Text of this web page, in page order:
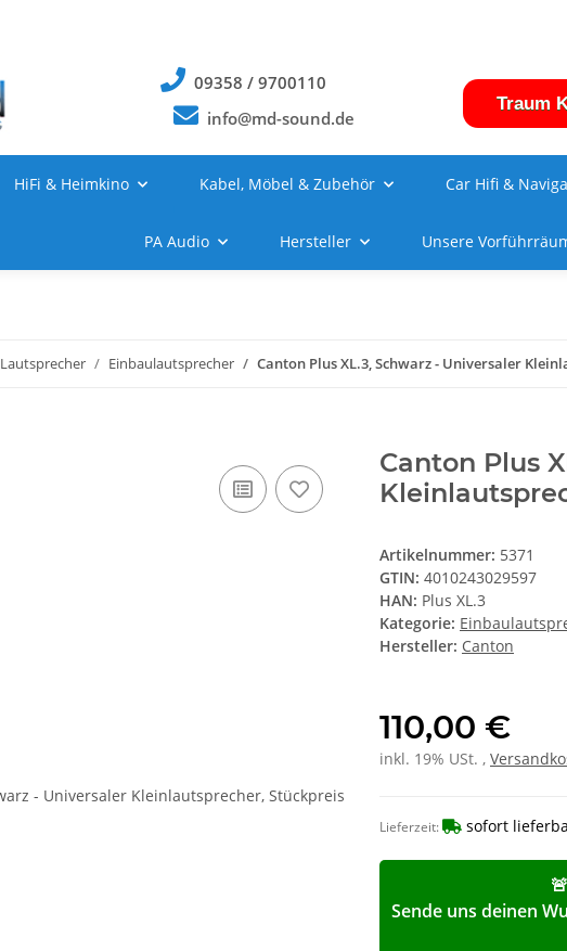
09358 / 9700110
info@md-sound.de
Traum
HiFi & Heimkino Kabel, Möbel & Zubehör Car Hifi &
PA Audio Hersteller Unsere
Lautsprecher Einbaulautsprecher Canton Plus XL.3, Schwarz - Universaler
Canton Plus
Artikelnummer: 5371
GTIN: 4010243029597
HAN: Plus XL.3
Kategorie:
Hersteller: Canton
110,00 €
inkl. 19% USt. ,
Lieferzeit: sofort
Sende uns deinen